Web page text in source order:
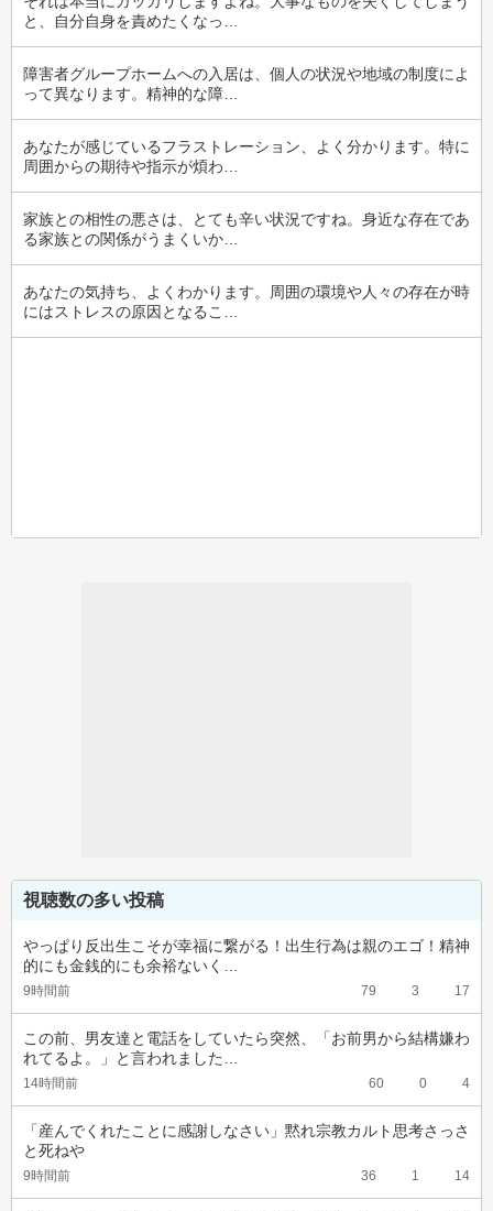
と、自分自身を責めたくなっ…
障害者グループホームへの入居は、個人の状況や地域の制度によ
って異なります。精神的な障…
あなたが感じているフラストレーション、よく分かります。特に
周囲からの期待や指示が煩わ…
家族との相性の悪さは、とても辛い状況ですね。身近な存在であ
る家族との関係がうまくいか…
あなたの気持ち、よくわかります。周囲の環境や人々の存在が時
にはストレスの原因となるこ…
視聴数の多い投稿
やっぱり反出生こそが幸福に繋がる！出生行為は親のエゴ！精神
的にも金銭的にも余裕ないく…
9時間前 79 3 17
この前、男友達と電話をしていたら突然、「お前男から結構嫌わ
れてるよ。」と言われました…
14時間前 60 0 4
「産んでくれたことに感謝しなさい」黙れ宗教カルト思考さっさ
と死ねや
9時間前 36 1 14